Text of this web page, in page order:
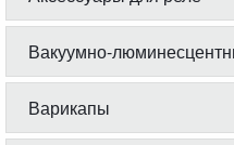
Вакуумно-
Варикапы